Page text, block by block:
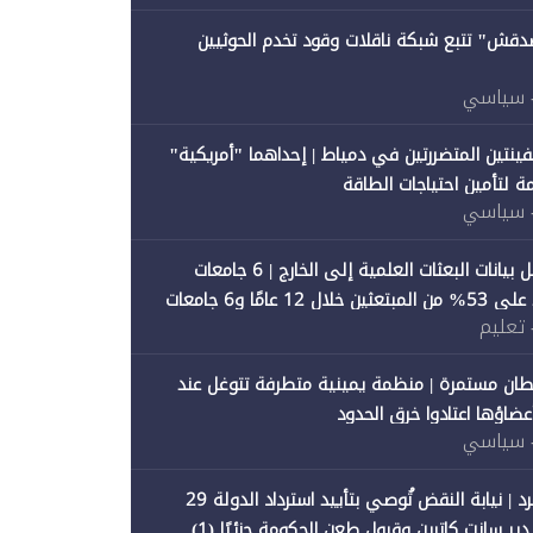
تتبع شبكة ناقلات وقود تخدم الحوثيين
سياسي
المتضررتين في دمياط | إحداهما "أمريكية"
لتأمين احتياجات الطاقة
سياسي
"متصدقش" تحلل بيانات البعثات العلمية إلى الخارج | 6 جامعات
حكومية تستحوذ على 53% من المبتعثين خلال 12 عامًا و6 جامعات
تعليم
مستمرة | منظمة يمينية متطرفة تتوغل عند
اعتادوا خرق الحدود
سياسي
"متصدقش" تنفرد | نيابة النقض تُوصي بتأييد استرداد الدولة 29